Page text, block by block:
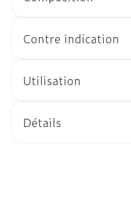
Contre indication
Utilisation
Détails